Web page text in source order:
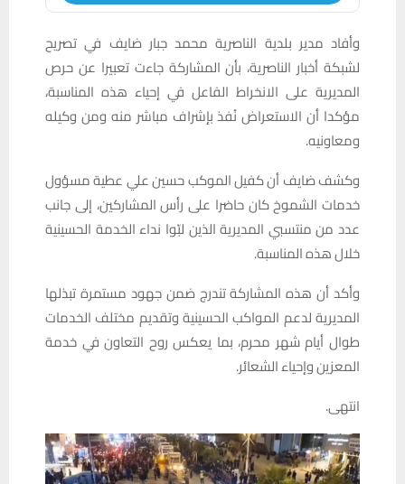
وأفاد مدير بلدية الناصرية محمد جبار ضايف في تصريح
لشبكة أخبار الناصرية، بأن المشاركة جاءت تعبيرا عن حرص
المديرية على الانخراط الفاعل في إحياء هذه المناسبة،
مؤكدا أن الاستعراض نُفذ بإشراف مباشر منه ومن وكيله
ومعاونيه.
وكشف ضايف أن كفيل الموكب حسين علي عطية مسؤول
خدمات الشموخ كان حاضرا على رأس المشاركين، إلى جانب
عدد من منتسبي المديرية الذين لبّوا نداء الخدمة الحسينية
خلال هذه المناسبة.
وأكد أن هذه المشاركة تندرج ضمن جهود مستمرة تبذلها
المديرية لدعم المواكب الحسينية وتقديم مختلف الخدمات
طوال أيام شهر محرم، بما يعكس روح التعاون في خدمة
المعزين وإحياء الشعائر.
انتهى.